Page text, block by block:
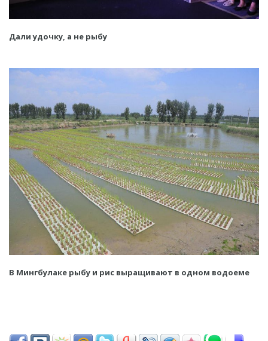
Дали удочку, а не рыбу
В Мингбулаке рыбу и рис выращивают в одном водоеме